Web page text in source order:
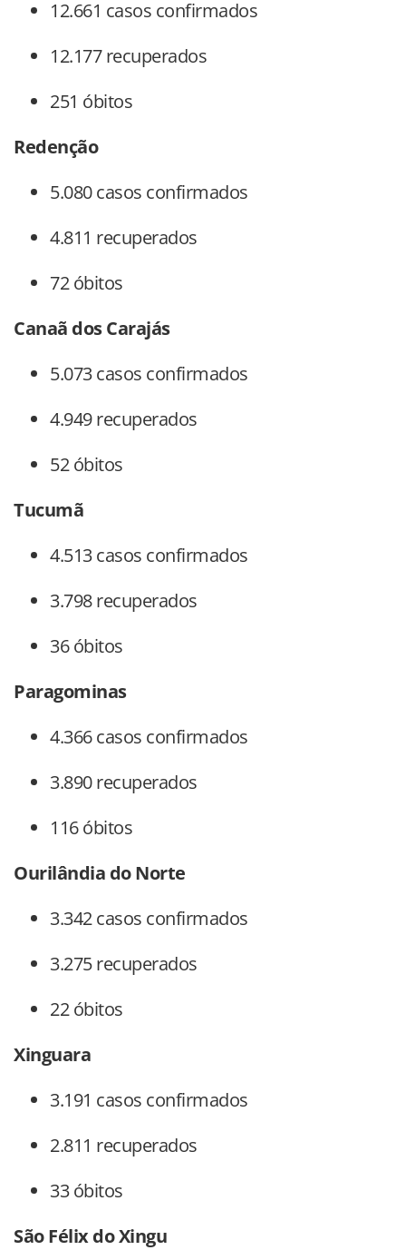
12.661 casos confirmados
12.177 recuperados
251 óbitos
Redenção
5.080 casos confirmados
4.811 recuperados
72 óbitos
Canaã dos Carajás
5.073 casos confirmados
4.949 recuperados
52 óbitos
Tucumã
4.513 casos confirmados
3.798 recuperados
36 óbitos
Paragominas
4.366 casos confirmados
3.890 recuperados
116 óbitos
Ourilândia do Norte
3.342 casos confirmados
3.275 recuperados
22 óbitos
Xinguara
3.191 casos confirmados
2.811 recuperados
33 óbitos
São Félix do Xingu